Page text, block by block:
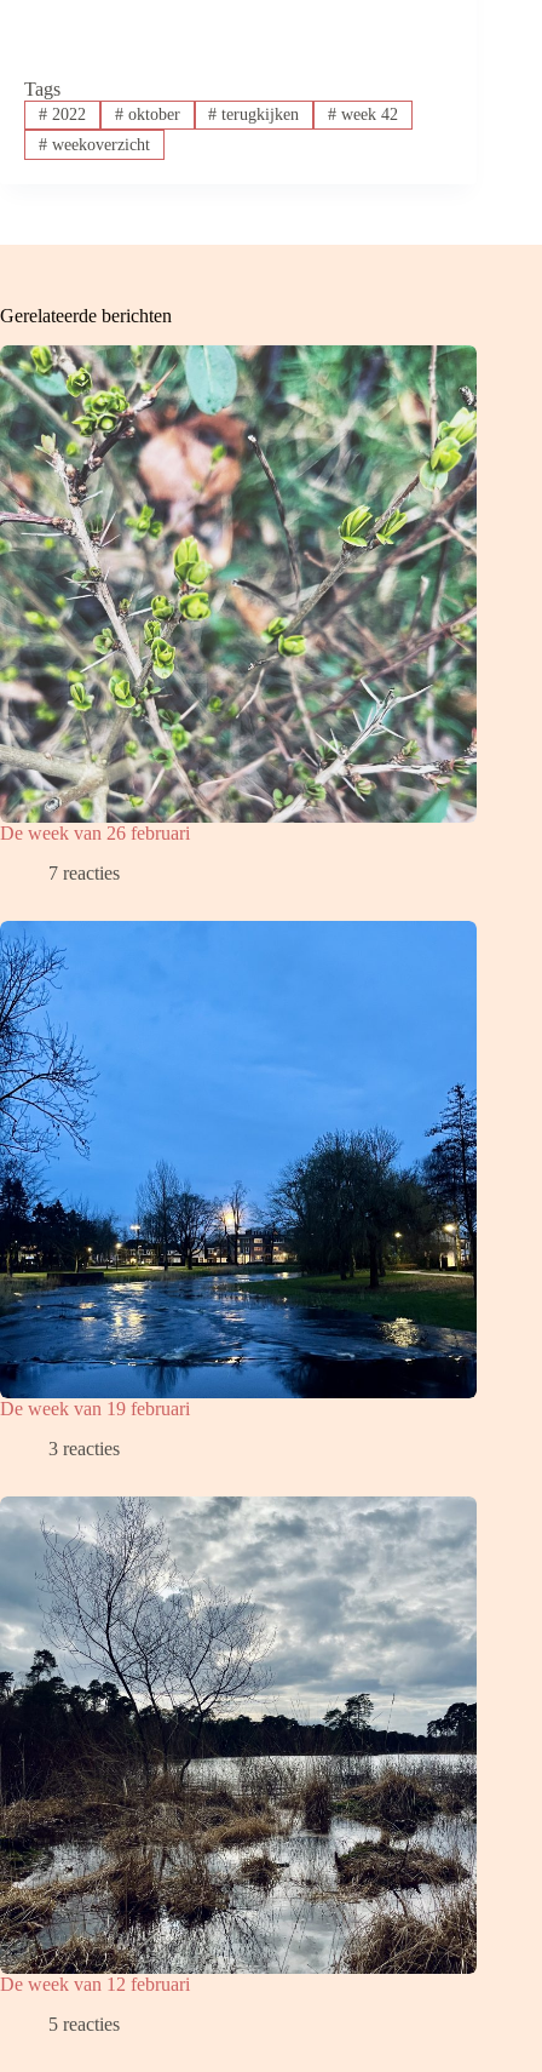
Tags
#2022 #oktober # terugkijken # week 42
#weekoverzicht
Gerelateerde berichten
De week van 26 februari
7 reacties
De week van 19 februari
3 reacties
De week van 12 februari
5 reacties